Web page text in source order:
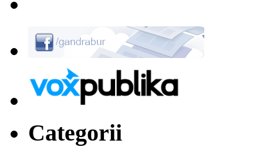
Categorii